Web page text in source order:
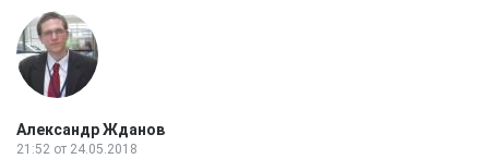
Александр Жданов
21:52 от 24.05.2018